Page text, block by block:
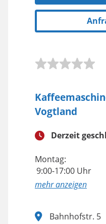
Vogtland
Derzeit
Montag:
9:00-17:00 Uhr
anzeigen
Bahnhofstr. 5